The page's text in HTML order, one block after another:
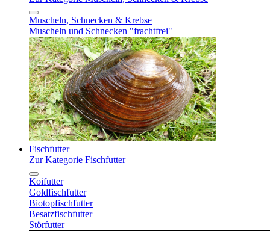
Muscheln, Schnecken & Krebse
Muscheln und Schnecken "frachtfrei"
Fischfutter
Zur Kategorie Fischfutter
Koifutter
Goldfischfutter
Biotopfischfutter
Besatzfischfutter
Störfutter